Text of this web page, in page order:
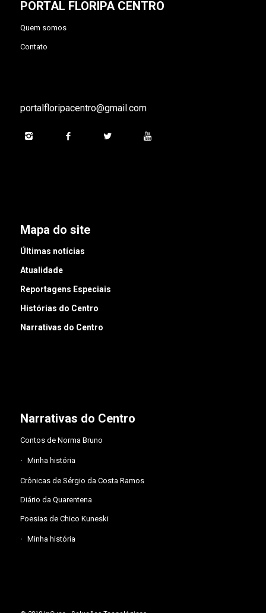
PORTAL FLORIPA CENTRO
Quem somos
Contato
portalfloripacentro@gmail.com
Mapa do site
Últimas notícias
Atualidade
Reportagens Especiais
Histórias do Centro
Narrativas do Centro
Narrativas do Centro
Contos de Norma Bruno
Minha história
Crônicas de Sérgio da Costa Ramos
Diário da Quarentena
Poesias de Chico Kuneski
Minha história